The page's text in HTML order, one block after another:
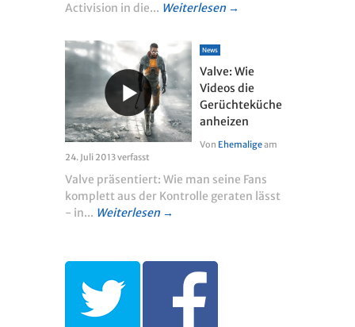
Activision in die... Weiterlesen →
News
Valve: Wie
Videos die
Gerüchteküche
anheizen
Von Ehemaligeam
24. Juli 2013verfasst
Valve präsentiert: Wie man seine Fans
komplett aus der Kontrolle geraten lässt
- in... Weiterlesen →